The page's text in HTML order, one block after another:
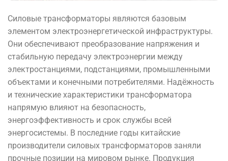
Силовые трансформаторы являются базовым
элементом электроэнергетической инфраструктуры.
Они обеспечивают преобразование напряжения и
стабильную передачу электроэнергии между
электростанциями, подстанциями, промышленными
объектами и конечными потребителями. Надёжность
и технические характеристики трансформатора
напрямую влияют на безопасность,
энергоэффективность и срок службы всей
энергосистемы. В последние годы китайские
производители силовых трансформаторов заняли
прочные позиции на мировом рынке. Продукция